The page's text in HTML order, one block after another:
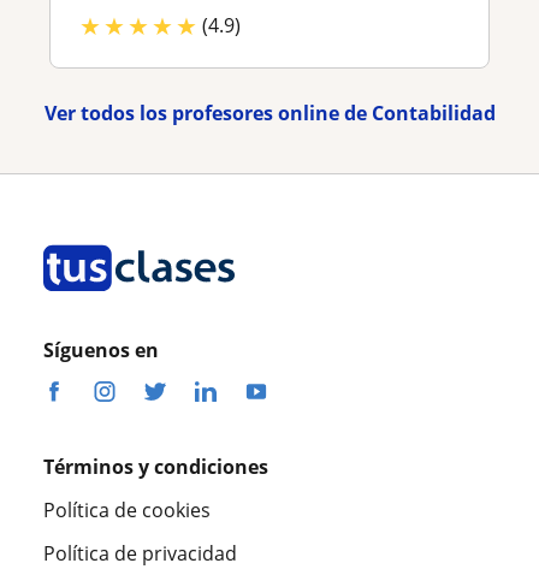
★★★★★ (4.9)
Ver todos los profesores online de Contabilidad
Síguenos en
Términos y condiciones
Política de cookies
Política de privacidad